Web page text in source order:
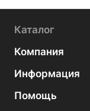
Каталог
Компания
Информация
Помощь